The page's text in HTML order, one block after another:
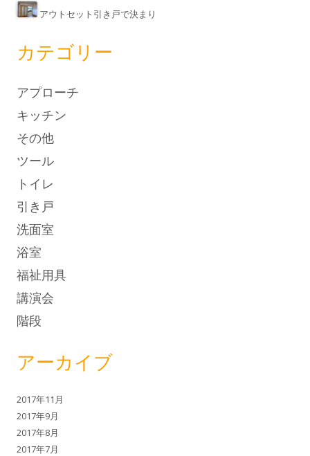
アウトセット引き戸で決まり
カテゴリー
アプローチ
キッチン
その他
ツール
トイレ
引き戸
洗面室
浴室
福祉用具
講演会
階段
アーカイブ
2017年11月
2017年9月
2017年8月
2017年7月